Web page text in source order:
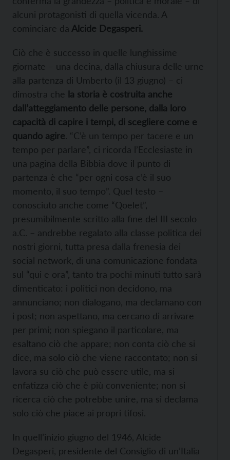
alcuni protagonisti di quella vicenda. A
cominciare da Alcide Degasperi.
Ciò che è successo in quelle lunghissime
giornate – una decina, dalla chiusura delle urne
alla partenza di Umberto (il 13 giugno) – ci
dimostra che la storia è costruita anche
dall’atteggiamento delle persone, dalla loro
capacità di capire i tempi, di scegliere come e
quando agire. “C’è un tempo per tacere e un
tempo per parlare”, ci ricorda l’Ecclesiaste in
una pagina della Bibbia dove il punto di
partenza è che “per ogni cosa c’è il suo
momento, il suo tempo”. Quel testo –
conosciuto anche come “Qoelet”,
presumibilmente scritto alla fine del III secolo
a.C. – andrebbe regalato alla classe politica dei
nostri giorni, tutta presa dalla frenesia dei
social network, di una comunicazione fondata
sul “qui e ora”, tanto tra pochi minuti tutto sarà
dimenticato: i politici non decidono, ma
annunciano; non dialogano, ma declamano con
i post; non aspettano, ma cercano di arrivare
per primi; non spiegano il particolare, ma
esaltano ciò che appare; non conta ciò che si
dice, ma solo ciò che viene raccontato; non si
lavora su ciò che può essere utile, ma si
enfatizza ciò che è più conveniente; non si
ricerca ciò che potrebbe unire, ma si declama
solo ciò che piace ai propri tifosi.
In quell’inizio giugno del 1946, Alcide
Degasperi, presidente del Consiglio di un’Italia